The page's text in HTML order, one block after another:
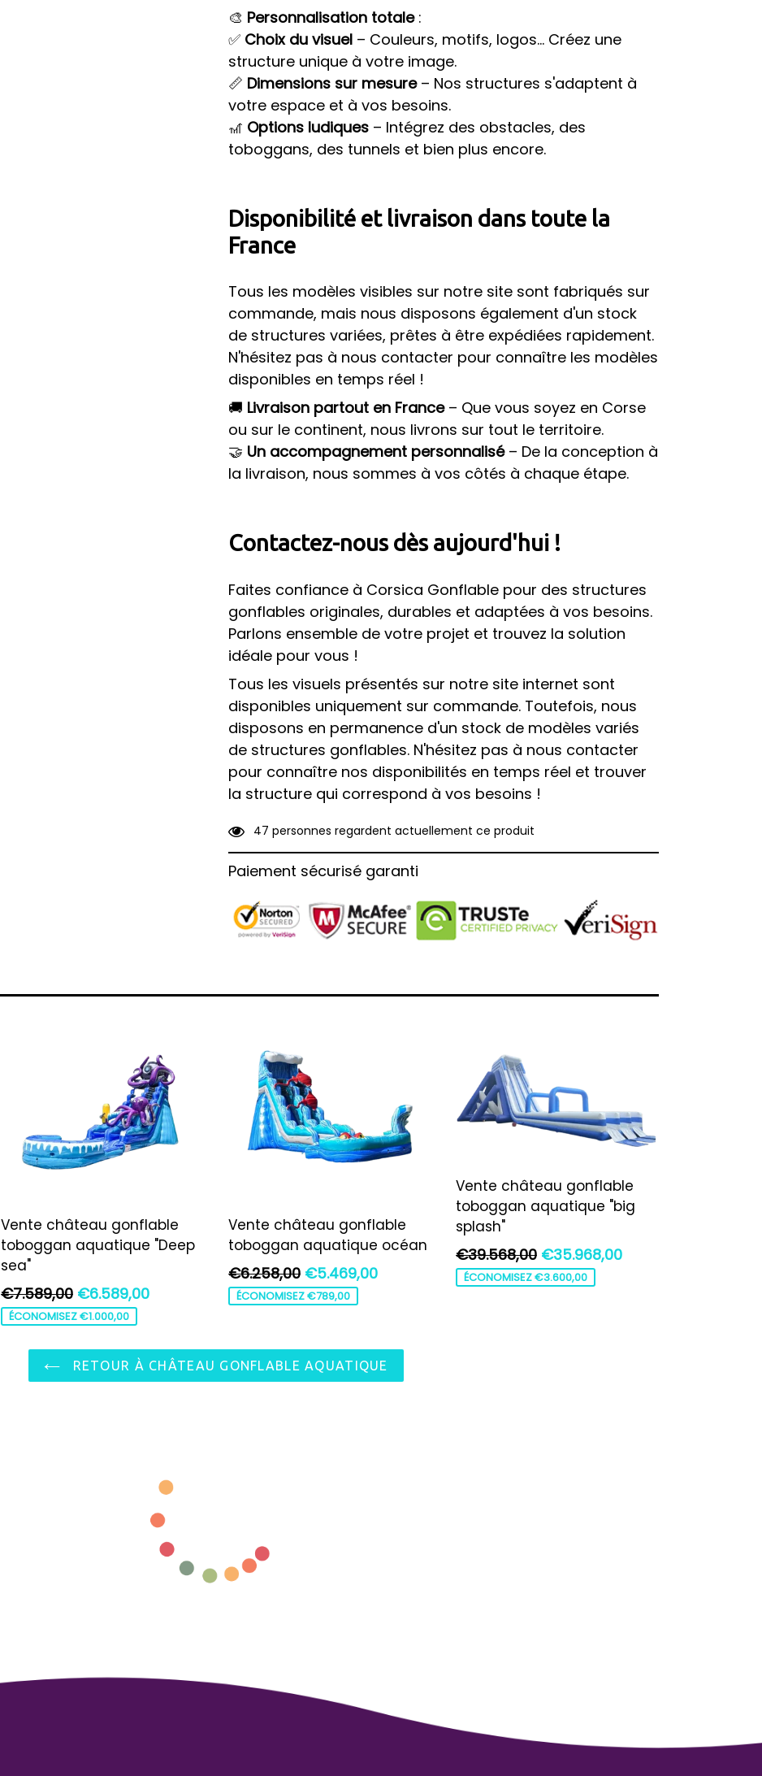
🎨 Personnalisation totale:
✅ Choix du visuel – Couleurs, motifs, logos… Créez une
structure unique à votre image.
📏 Dimensions sur mesure– Nos structures s'adaptent à
votre espace et à vos besoins.
🎢 Options ludiques – Intégrez des obstacles, des
toboggans, des tunnels et bien plus encore.
Disponibilité et livraison dans toute la
France
Tous les modèles visibles sur notre site sont fabriqués sur
commande, mais nous disposons également d'un stock
de structures variées, prêtes à être expédiées rapidement.
N'hésitez pas à nous contacter pour connaître les modèles
disponibles en temps réel !
🚚 Livraison partout en France– Que vous soyez en Corse
ou sur le continent, nous livrons sur tout le territoire.
🤝 Un accompagnement personnalisé– De la conception à
la livraison, nous sommes à vos côtés à chaque étape.
Contactez-nous dès aujourd'hui !
Faites confiance à Corsica Gonflable pour des structures
gonflables originales, durables et adaptées à vos besoins.
Parlons ensemble de votre projet et trouvez la solution
idéale pour vous !
Tous les visuels présentés sur notre site internet sont
disponibles uniquement sur commande. Toutefois, nous
disposons en permanence d'un stock de modèles variés
de structures gonflables. N'hésitez pas à nous contacter
pour connaître nos disponibilités en temps réel et trouver
la structure qui correspond à vos besoins !
47 personnes regardent actuellement ce produit
Paiement sécurisé garanti
Vente château gonflable
toboggan aquatique "Deep
sea"
Prix
régulier
€7.589,00 €6.589,00
ÉCONOMISEZ €1.000,00
Vente château gonflable
toboggan aquatique océan
Prix
régulier
€6.258,00 €5.469,00
ÉCONOMISEZ €789,00
Vente château gonflable
toboggan aquatique "big
splash"
Prix
régulier
€39.568,00 €35.968,00
ÉCONOMISEZ €3.600,00
RETOUR À CHÂTEAU GONFLABLE AQUATIQUE